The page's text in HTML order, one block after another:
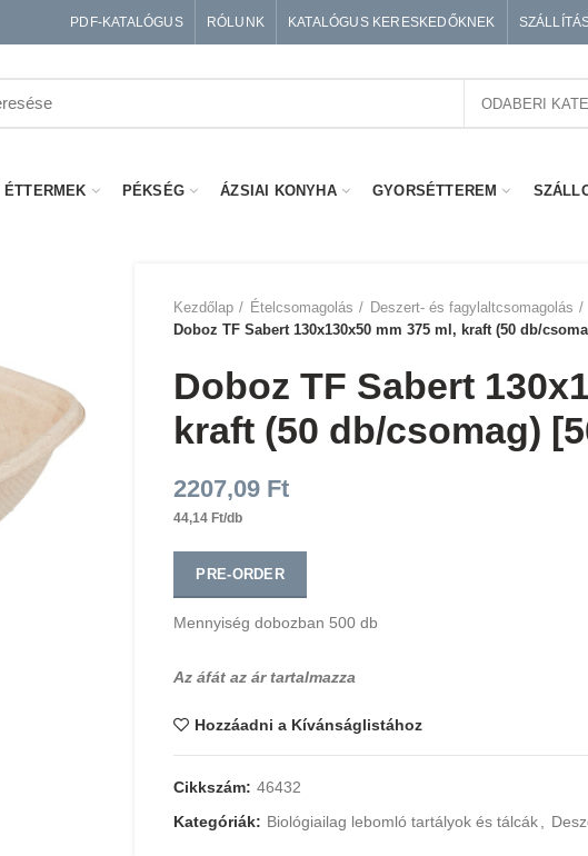
PDF-KATALÓGUS RÓLUNK KATALÓGUS KERESKEDŐKNEK
ODABERI
ÉTTERMEK PÉKSÉG ÁZSIAI KONYHA GYORSÉTTEREM
Kezdőlap Ételcsomagolás
Deszert- és fagylaltcsomagolás
Doboz TF Sabert 130x130x50 mm 375 ml, kraft (50 db/
Doboz TF Sabert
kraft (50 db/csomag)
2207,09 Ft
44,14 Ft/db
PRE-ORDER
Mennyiség dobozban 500 db
Az áfát az ár tartalmazza
Hozzáadni a Kívánságlistához
Cikkszám: 46432
Kategóriák: Biológiailag lebomló tartályok és tálcák